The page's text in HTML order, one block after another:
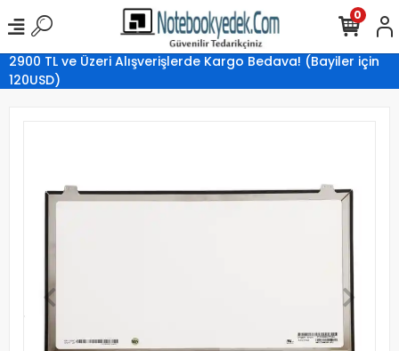
2900 TL ve Üzeri Alışverişlerde Kargo Bedava! (Bayiler için
120USD)
0